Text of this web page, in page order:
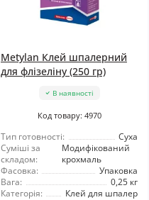
Metylan Клей шпалерний
для флізеліну (250 гр)
В наявності
Код товару: 4970
Тип готовності:
Суха
Суміші за
складом:
Модифікований
крохмаль
Фасовка:
Упаковка
Вага:
0,25 кг
Категорія:
Клей для шпалер